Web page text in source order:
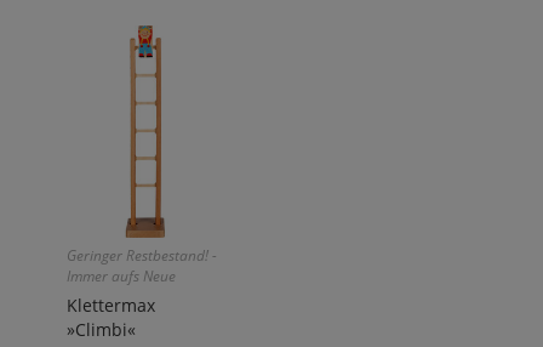
Geringer Restbestand! -
Immer aufs Neue
faszinierend!
Klettermax
»Climbi«